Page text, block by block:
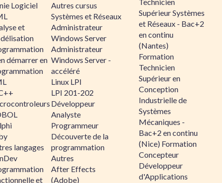
Logiciel
et
démarrer en
langages
et
Autres cursus
Systèmes et Réseaux
Administrateur
Windows Server
Administrateur
Windows Server -
accéléré
Linux LPI
LPI 201-202
Développeur
Analyste
Programmeur
Découverte de la
programmation
Autres
After Effects
(Adobe)
Supérieur Systèmes
et Réseaux - Bac+2
en continu
(Nantes)
Formation
Technicien
Supérieur en
Conception
Industrielle de
Systèmes
Mécaniques -
Bac+2 en continu
(Nice) Formation
Concepteur
Développeur
d'Applications